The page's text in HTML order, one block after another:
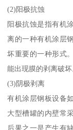
(2)阳极抗蚀
阳极抗蚀是指有机
离的一种有机涂层
坏重要的一种形式
能出现膜的剥离破坏
(3)阴极剥离
有机涂层钢板设备
大型槽罐的内壁常
后果之一是产生有